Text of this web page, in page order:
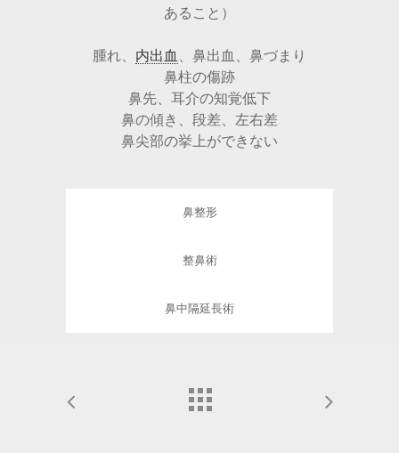
あること）
腫れ、 内出血
、鼻出血、鼻づまり
鼻柱の傷跡
鼻先、耳介の知覚低下
鼻の傾き、段差、左右差
鼻尖部の挙上ができない
鼻整形
整鼻術
鼻中隔延長術